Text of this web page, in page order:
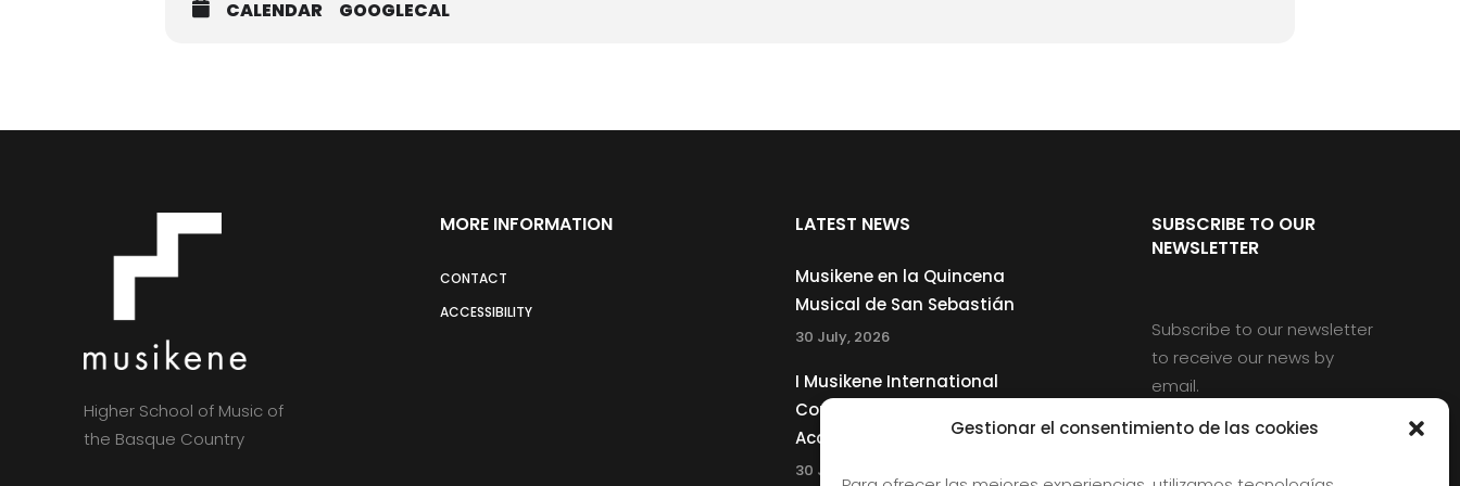
Gestionar el consentimiento de las cookies
CALENDAR GOOGLECAL
Higher School of Music of
the Basque Country
MORE INFORMATION
CONTACT
ACCESSIBILITY
LATEST NEWS
Musikene en la Quincena
Musical de San Sebastián
30 July, 2026
I Musikene International
Competition for Young
Accordionists
30 July, 2026
SUBSCRIBE TO OUR
NEWSLETTER
Subscribe to our newsletter
to receive our news by
email.